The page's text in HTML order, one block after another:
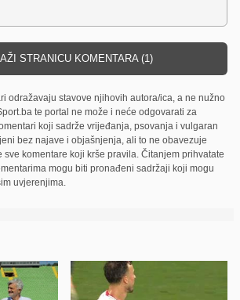
STRANICU KOMENTARA (1)
odražavaju stavove njihovih autora/ica, a ne nužno
te portal ne može i neće odgovarati za
koji sadrže vrijeđanja, psovanja i vulgaran
bez najave i objašnjenja, ali to ne obavezuje
sve komentare koji krše pravila. Čitanjem prihvatate
mogu biti pronađeni sadržaji koji mogu
uvjerenjima.